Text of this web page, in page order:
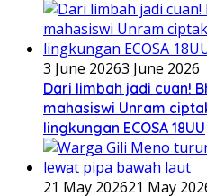
3 June 20263 June 2026
Dari limbah jadi cuan!
mahasiswi Unram
lingkungan ECOSA 18UU
21 May 202621 May